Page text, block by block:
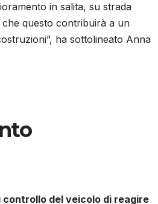
in salita, su strada
questo contribuirà a un
ha sottolineato Anna
controllo del veicolo di reagire